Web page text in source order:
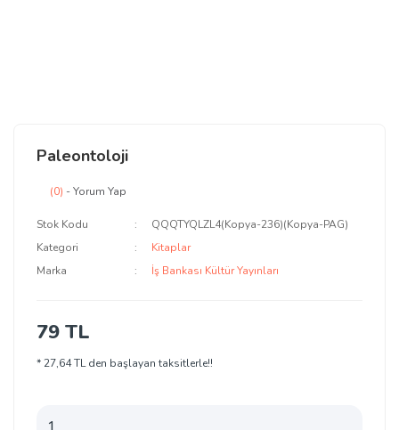
Paleontoloji
(0) - Yorum Yap
Stok Kodu
QQQTYQLZL4(Kopya-236)(Kopya-PAG)
Kategori
Kitaplar
Marka
İş Bankası Kültür Yayınları
79 TL
* 27,64 TL den başlayan taksitlerle!!